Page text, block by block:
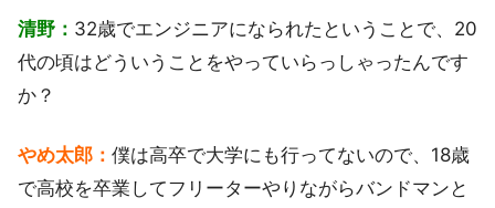
清野： 32歳でエンジニアになられたということで、20
代の頃はどういうことをやっていらっしゃったんです
か？
やめ太郎： 僕は高卒で大学にも行ってないので、18歳
で高校を卒業してフリーターやりながらバンドマンと